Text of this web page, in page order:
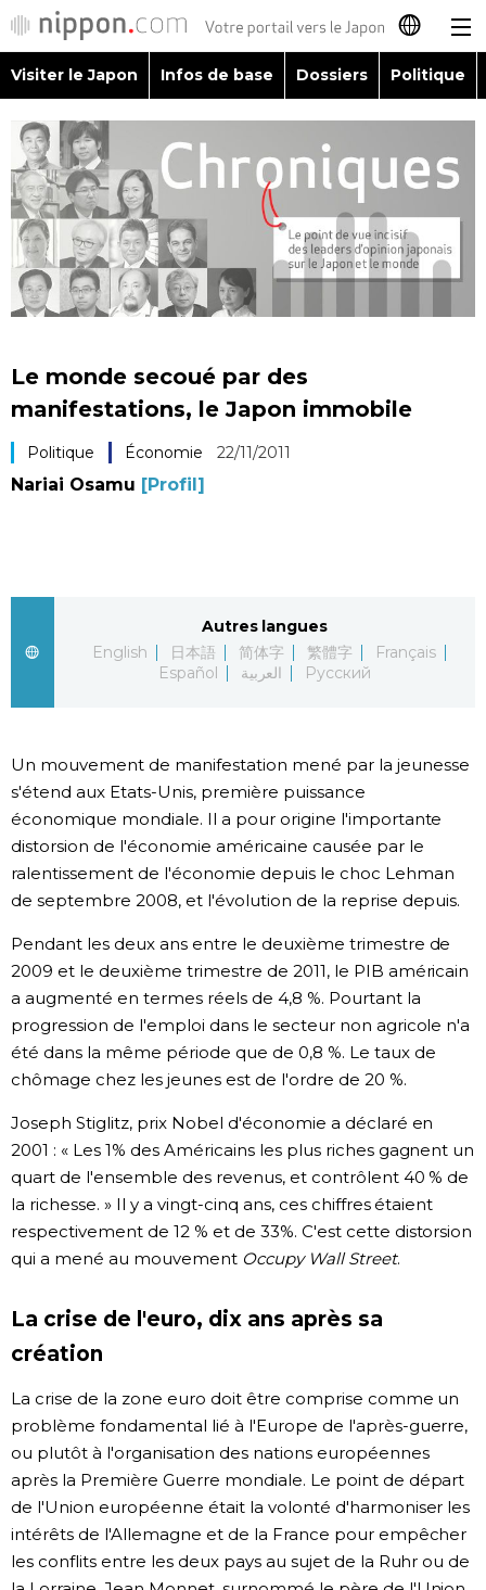
日本語
简体字
繁體字
Русский
Visiter le Japon
Infos de base
Économie
Gastronomie
Le japonais
En plus
Données
Personnages
Chroniques
Images
Vidéos
Tokyo
official SNS
Visiter le Japon Infos de base Dossiers Politique
Le monde secoué par des
manifestations, le Japon immobile
Politique Économie 22/11/2011
Nariai Osamu [Profil]
Autres langues
English
日本語 简体字 繁體字
Français
Español
العربية Русский
Un mouvement de manifestation mené par la jeunesse
s'étend aux Etats-Unis, première puissance
économique mondiale. Il a pour origine l'importante
distorsion de l'économie américaine causée par le
ralentissement de l'économie depuis le choc Lehman
de septembre 2008, et l'évolution de la reprise depuis.
Pendant les deux ans entre le deuxième trimestre de
2009 et le deuxième trimestre de 2011, le PIB américain
a augmenté en termes réels de 4,8 %. Pourtant la
progression de l'emploi dans le secteur non agricole n'a
été dans la même période que de 0,8 %. Le taux de
chômage chez les jeunes est de l'ordre de 20 %.
Joseph Stiglitz, prix Nobel d'économie a déclaré en
2001 : « Les 1% des Américains les plus riches gagnent un
quart de l'ensemble des revenus, et contrôlent 40 % de
la richesse. » Il y a vingt-cinq ans, ces chiffres étaient
respectivement de 12 % et de 33%. C'est cette distorsion
qui a mené au mouvement Occupy Wall Street.
La crise de l'euro, dix ans après sa
création
La crise de la zone euro doit être comprise comme un
problème fondamental lié à l'Europe de l'après-guerre,
ou plutôt à l'organisation des nations européennes
après la Première Guerre mondiale. Le point de départ
de l'Union européenne était la volonté d'harmoniser les
intérêts de l'Allemagne et de la France pour empêcher
les conflits entre les deux pays au sujet de la Ruhr ou de